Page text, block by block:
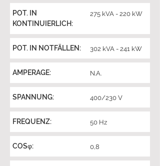
POT. IN
KONTINUIERLICH:
275 kVA - 220 kW
POT. IN NOTFÄLLEN: 302 kVA - 241 kW
AMPERAGE: N.A.
SPANNUNG: 400/230 V
FREQUENZ: 50 Hz
COSφ: 0,8